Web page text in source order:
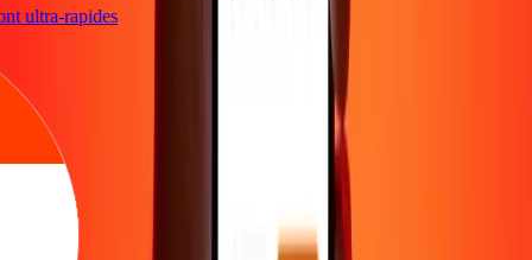
ultra-rapides